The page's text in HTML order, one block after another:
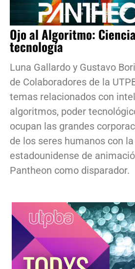
Ojo al Algoritmo:
tecnología
Luna Gallardo y Gustavo
de Colaboradores de la
temas relacionados con
algoritmos, poder
ocupan las grandes
de los seres humanos con
estadounidense de
Pantheon como disparador.